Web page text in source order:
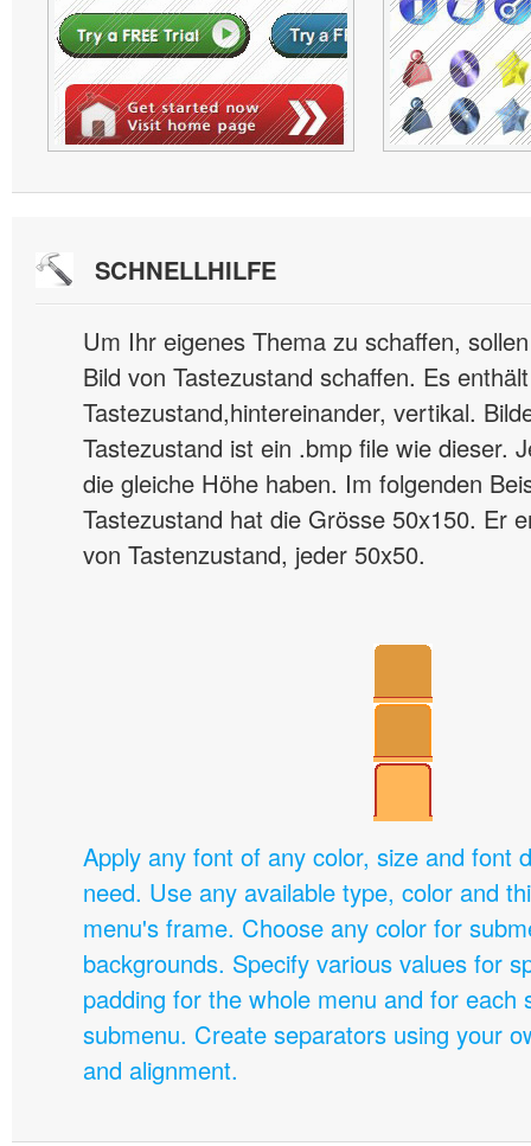
SCHNELLHILFE
Um Ihr eigenes Thema zu schaffen,
Bild von Tastezustand schaffen. Es
Tastezustand,hintereinander, vertikal.
Tastezustand ist ein .bmp file wie dieser.
die gleiche Höhe haben. Im folgenden
Tastezustand hat die Grösse 50x150. Er
von Tastenzustand, jeder 50x50.
Apply any font of any color, size and font
need. Use any available type, color and
menu's frame. Choose any color for
backgrounds. Specify various values for
padding for the whole menu and for each
submenu. Create separators using your
and alignment.